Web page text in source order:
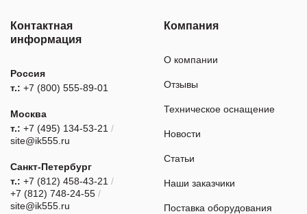
Контактная
информация
Россия
т.: +7 (800) 555-89-01
Москва
т.: +7 (495) 134-53-21 /
site@ik555.ru
Санкт-Петербург
т.: +7 (812) 458-43-21 /
+7 (812) 748-24-55 /
site@ik555.ru
Компания
О компании
Отзывы
Техническое оснащение
Новости
Статьи
Наши заказчики
Поставка оборудования